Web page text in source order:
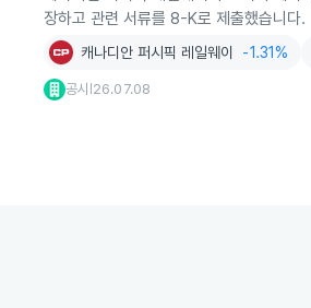
장하고 관련 서류를 8-K로 제출했습니다.
캐나디안 퍼시픽 레일웨이 -1.31%
공시 26.07.08